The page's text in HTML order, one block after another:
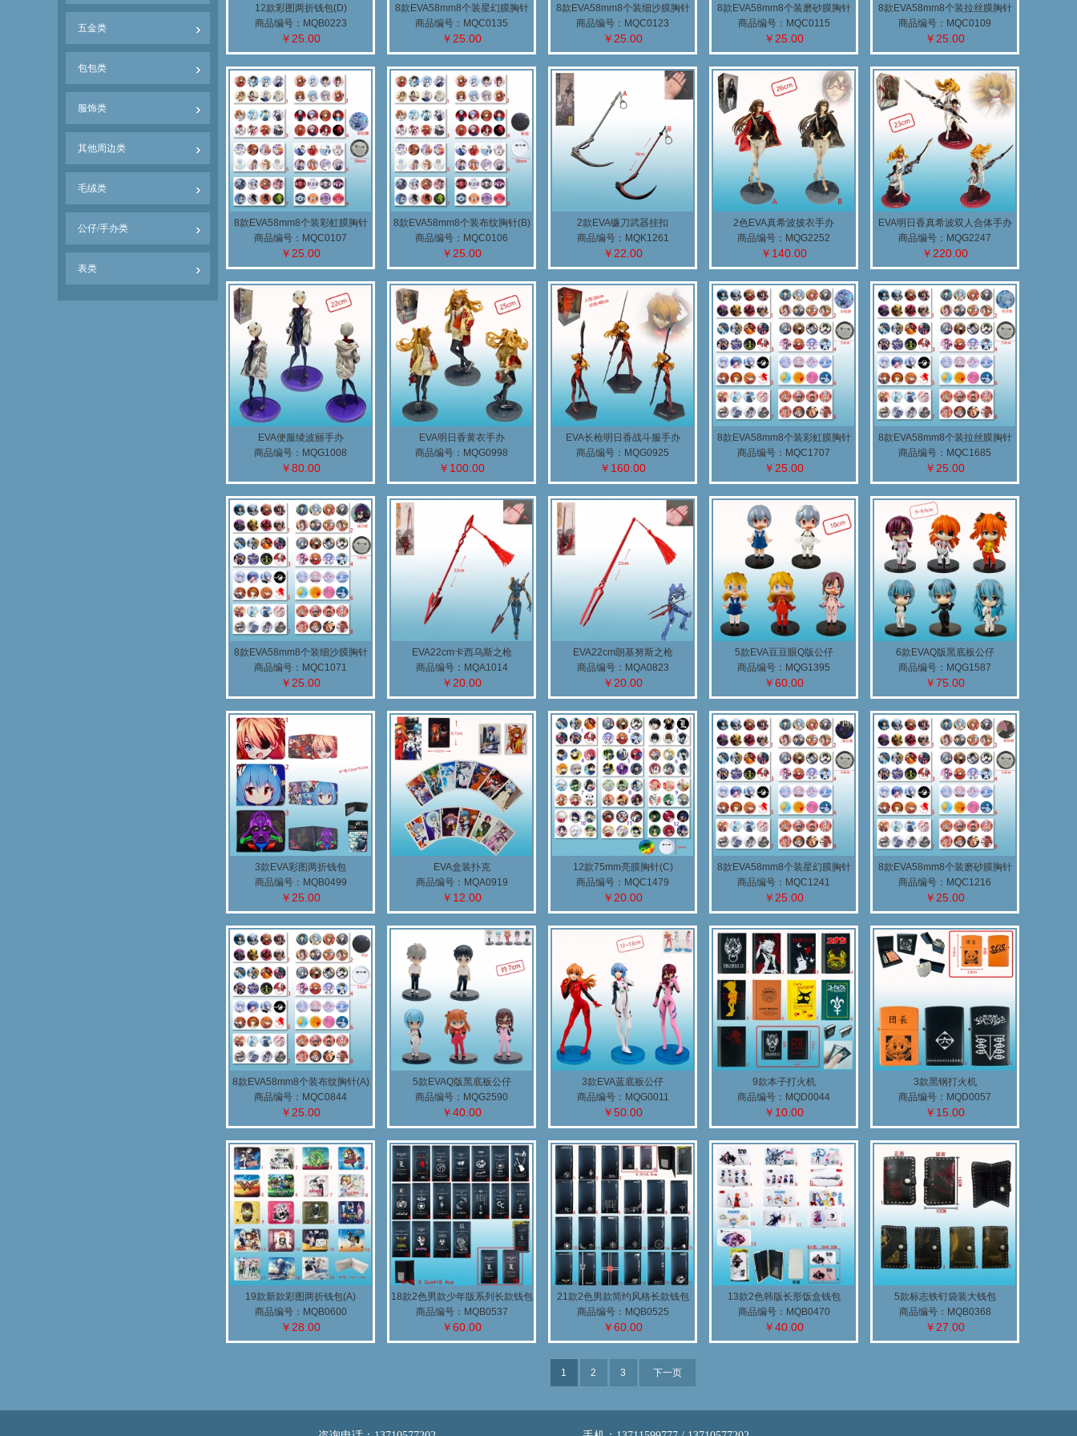
5 6
五金类
包包类
服饰类
其他周边类
毛绒类
公仔/手办类
表类
12款彩图两折钱包(D)
商品编号：MQB0223
￥25.00
8款EVA58mm8个装星幻膜胸针
(B)
商品编号：MQC0135
￥25.00
8款EVA58mm8个装细沙膜胸针
(B)
商品编号：MQC0123
￥25.00
8款EVA58mm8个装磨砂膜胸针
(B)
商品编号：MQC0115
￥25.00
8款EVA58mm8个装拉丝膜胸针
(B)
商品编号：MQC0109
￥25.00
8款EVA58mm8个装彩虹膜胸针
(B)
商品编号：MQC0107
￥25.00
8款EVA58mm8个装布纹胸针(B)
商品编号：MQC0106
￥25.00
2款EVA镰刀武器挂扣
商品编号：MQK1261
￥22.00
2色EVA真希波披衣手办
商品编号：MQG2252
￥140.00
EVA明日香真希波双人合体手办
商品编号：MQG2247
￥220.00
EVA便服绫波丽手办
商品编号：MQG1008
￥80.00
EVA明日香黄衣手办
商品编号：MQG0998
￥100.00
EVA长枪明日香战斗服手办
商品编号：MQG0925
￥160.00
8款EVA58mm8个装彩虹膜胸针
(A)
商品编号：MQC1707
￥25.00
8款EVA58mm8个装拉丝膜胸针
(A)
商品编号：MQC1685
￥25.00
8款EVA58mm8个装细沙膜胸针
(A)
商品编号：MQC1071
￥25.00
EVA22cm卡西乌斯之枪
商品编号：MQA1014
￥20.00
EVA22cm朗基努斯之枪
商品编号：MQA0823
￥20.00
5款EVA豆豆眼Q版公仔
商品编号：MQG1395
￥60.00
6款EVAQ版黑底板公仔
商品编号：MQG1587
￥75.00
3款EVA彩图两折钱包
商品编号：MQB0499
￥25.00
EVA盒装扑克
商品编号：MQA0919
￥12.00
12款75mm亮膜胸针(C)
商品编号：MQC1479
￥20.00
8款EVA58mm8个装星幻膜胸针
(A)
商品编号：MQC1241
￥25.00
8款EVA58mm8个装磨砂膜胸针
(A)
商品编号：MQC1216
￥25.00
8款EVA58mm8个装布纹胸针(A)
商品编号：MQC0844
￥25.00
5款EVAQ版黑底板公仔
商品编号：MQG2590
￥40.00
3款EVA蓝底板公仔
商品编号：MQG0011
￥50.00
9款本子打火机
商品编号：MQD0044
￥10.00
3款黑钢打火机
商品编号：MQD0057
￥15.00
19款新款彩图两折钱包(A)
商品编号：MQB0600
￥28.00
18款2色男款少年版系列长款钱包
商品编号：MQB0537
￥60.00
21款2色男款简约风格长款钱包
商品编号：MQB0525
￥60.00
13款2色韩版长形饭盒钱包
商品编号：MQB0470
￥40.00
5款标志铁钉袋装大钱包
商品编号：MQB0368
￥27.00
1 2 3 下一页